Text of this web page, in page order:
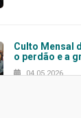
Culto Mensal
o perdão e a
04.05.2026